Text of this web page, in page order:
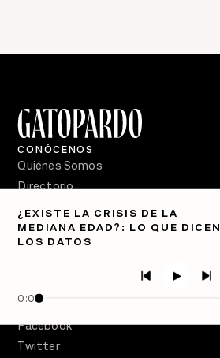
¿EXISTE LA CRISIS DE LA
MEDIANA EDAD?: LO QUE DICEN
LOS DATOS
0:00
CONÓCENOS
Quiénes Somos
Directorio
PÓDCASTS
Semanario Gatopardo
Facebook
Twitter